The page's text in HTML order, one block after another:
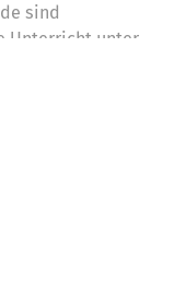
sind
Unterricht unter
Genau hier setzt
Gebäudes,
LED-